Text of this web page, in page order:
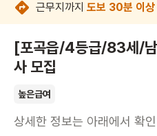
근무지까지 도보 30분 이상
[포곡읍/4등급/83세/
사 모집
높은급여
상세한 정보는 아래에서 확